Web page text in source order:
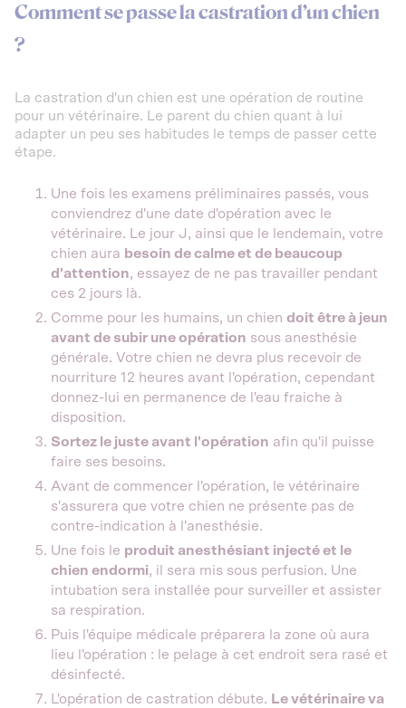
Comment se passe la castration d’un chien
?
La castration d'un chien est une opération de routine
pour un vétérinaire. Le parent du chien quant à lui
adapter un peu ses habitudes le temps de passer cette
étape.
Une fois les examens préliminaires passés, vous
conviendrez d'une date d'opération avec le
vétérinaire. Le jour J, ainsi que le lendemain, votre
chien aura besoin de calme et de beaucoup
d'attention, essayez de ne pas travailler pendant
ces 2 jours là.
Comme pour les humains, un chien doit être à jeun
avant de subir une opération sous anesthésie
générale. Votre chien ne devra plus recevoir de
nourriture 12 heures avant l'opération, cependant
donnez-lui en permanence de l'eau fraiche à
disposition.
Sortez le juste avant l'opération afin qu'il puisse
faire ses besoins.
Avant de commencer l'opération, le vétérinaire
s'assurera que votre chien ne présente pas de
contre-indication à l'anesthésie.
Une fois le produit anesthésiant injecté et le
chien endormi, il sera mis sous perfusion. Une
intubation sera installée pour surveiller et assister
sa respiration.
Puis l'équipe médicale préparera la zone où aura
lieu l'opération : le pelage à cet endroit sera rasé et
désinfecté.
L'opération de castration débute. Le vétérinaire va